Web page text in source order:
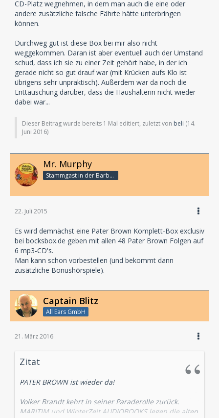
CD-Platz wegnehmen, in dem man auch die eine oder
andere zusätzliche falsche Fährte hätte unterbringen
können.
Durchweg gut ist diese Box bei mir also nicht
weggekommen. Daran ist aber eventuell auch der Umstand
schud, dass ich sie zu einer Zeit gehört habe, in der ich
gerade nicht so gut drauf war (mit Krücken aufs Klo ist
übrigens sehr unpraktisch). Außerdem war da noch die
Enttäuschung darüber, dass die Haushälterin nicht wieder
dabei war...
Dieser Beitrag wurde bereits 1 Mal editiert, zuletzt von beli (14.
Juni 2016)
Mr. Murphy
Stammgast in der Barbarabar
22. Juli 2015
Es wird demnächst eine Pater Brown Komplett-Box exclusiv
bei bocksbox.de geben mit allen 48 Pater Brown Folgen auf
6 mp3-CD's.
Man kann schon vorbestellen (und bekommt dann
zusätzliche Bonushörspiele).
Captain Blitz
All Ears GmbH
21. März 2016
Zitat
PATER BROWN ist wieder da!
Volker Brandt kehrt in seiner Paraderolle zurück.
MARITIM und WinterZeit AUDIOBOOKS legen die alten